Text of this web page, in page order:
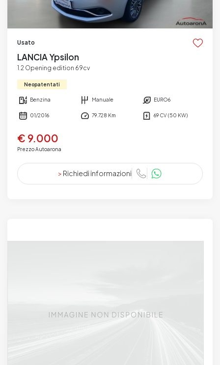
Usato
LANCIA Ypsilon
1.2 Opening edition 69cv
Neopatentati
Benzina Manuale EURO6
01/2016 79.728 Km 69 CV (50 KW)
€ 9.000
Prezzo Autoarona
> Richiedi informazioni